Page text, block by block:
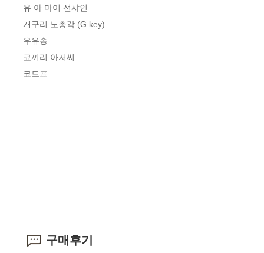
유 아 마이 선샤인
개구리 노총각 (G key)
우유송
코끼리 아저씨
코드표
구매후기